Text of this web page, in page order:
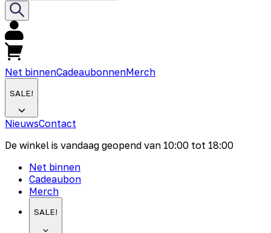
Net binnenCadeaubonnenMerch
SALE!
NieuwsContact
De winkel is vandaag geopend van 10:00 tot 18:00
Net binnen
Cadeaubon
Merch
SALE!